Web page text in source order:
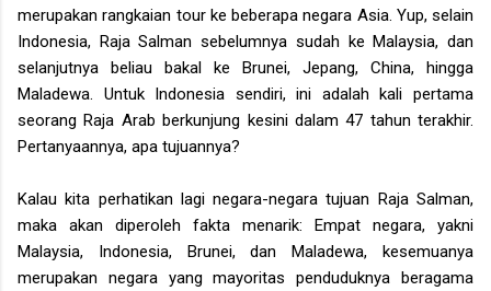
merupakan rangkaian tour ke beberapa negara Asia. Yup, selain
Indonesia, Raja Salman sebelumnya sudah ke Malaysia, dan
selanjutnya beliau bakal ke Brunei, Jepang, China, hingga
Maladewa. Untuk Indonesia sendiri, ini adalah kali pertama
seorang Raja Arab berkunjung kesini dalam 47 tahun terakhir.
Pertanyaannya, apa tujuannya?
Kalau kita perhatikan lagi negara-negara tujuan Raja Salman,
maka akan diperoleh fakta menarik: Empat negara, yakni
Malaysia, Indonesia, Brunei, dan Maladewa, kesemuanya
merupakan negara yang mayoritas penduduknya beragama